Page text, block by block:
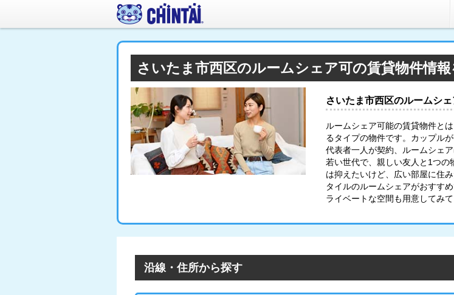
さいたま市西区のルームシェア可の賃貸物件情
さいたま市西区のルームシ
ルームシェア可能の賃貸物件と
るタイプの物件です。カップル
代表者一人が契約、ルームシェ
若い世代で、親しい友人と1つ
は抑えたいけど、広い部屋に住
タイルのルームシェアがおすす
ライベートな空間も用意してみ
沿線・住所から探す